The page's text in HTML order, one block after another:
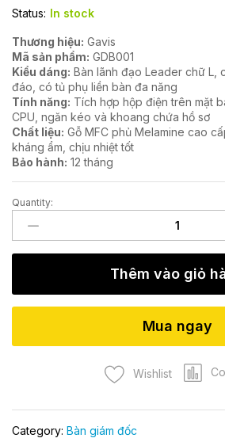
Status: In stock
Thương hiệu: Gavis
Mã sản phẩm: GDB001
Kiểu dáng: Bàn lãnh đạo Leader chữ L,
đáo, có tủ phụ liền bàn đa năng
Tính năng: Tích hợp hộp điện trên mặt
CPU, ngăn kéo và khoang chứa hồ sơ
Chất liệu: Gỗ MFC phủ Melamine cao
kháng ẩm, chịu nhiệt tốt
Bảo hành: 12 tháng
Bàn
giám
đốc
GDB001
Quantity:
Thêm vào giỏ
Wishlist
Mua ngay
Category: Bàn giám đốc